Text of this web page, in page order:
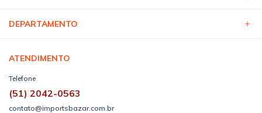
DEPARTAMENTO
ATENDIMENTO
Telefone
(51) 2042-0563
contato@importsbazar.com.br